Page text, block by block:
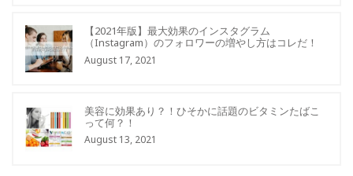
【2021年版】最大効果のインスタグラム
（Instagram）のフォロワーの増やし方はコレだ！
August 17, 2021
美容に効果あり？！ひそかに話題のビタミンたばこ
って何？！
August 13, 2021